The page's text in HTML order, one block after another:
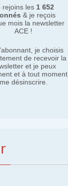
rejoins les 1 652
& je reçois
mois la newsletter
ACE !
je choisis
de recevoir la
et je peux
et à tout moment
me désinscrire.